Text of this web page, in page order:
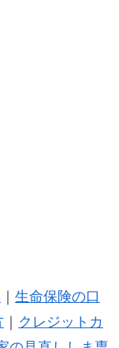
生命保険の口
｜
クレジットカ